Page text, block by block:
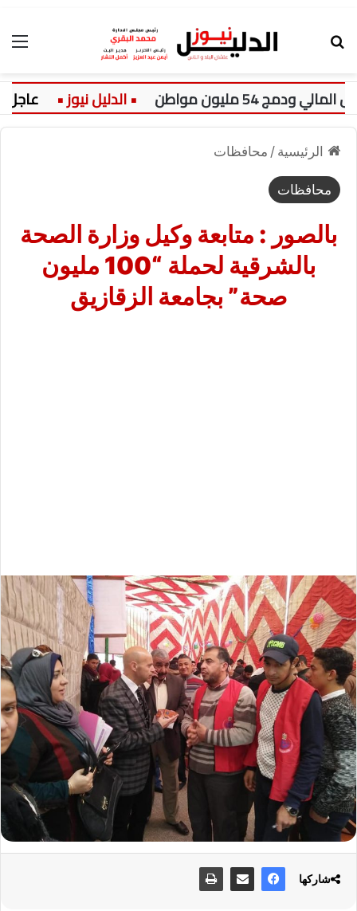
عاجل:
الرئيسية / محافظات
محافظات
بالصور : متابعة وكيل وزارة الصحة
بالشرقية لحملة “100 مليون
صحة” بجامعة الزقازيق
شاركها